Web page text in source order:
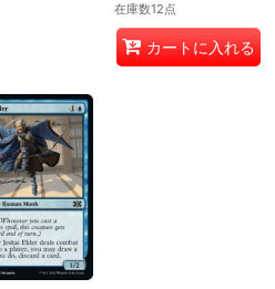
在庫数12点
カートに入れる